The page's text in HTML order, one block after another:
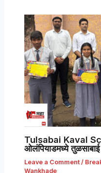
Tulsabai Kaval
ओलंपियाडमध्ये तुळसाबाई
Leave a Comment /
Wankhade